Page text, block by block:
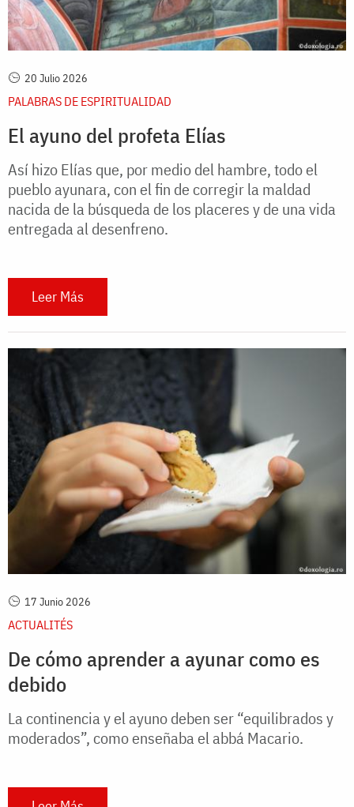
20 Julio 2026
PALABRAS DE ESPIRITUALIDAD
El ayuno del profeta Elías
Así hizo Elías que, por medio del hambre, todo el
pueblo ayunara, con el fin de corregir la maldad
nacida de la búsqueda de los placeres y de una vida
entregada al desenfreno.
Leer Más
17 Junio 2026
ACTUALITÉS
De cómo aprender a ayunar como es
debido
La continencia y el ayuno deben ser “equilibrados y
moderados”, como enseñaba el abbá Macario.